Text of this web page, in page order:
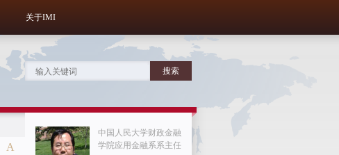
关于IMI
A
中国人民大学财政金融
学院应用金融系系主任